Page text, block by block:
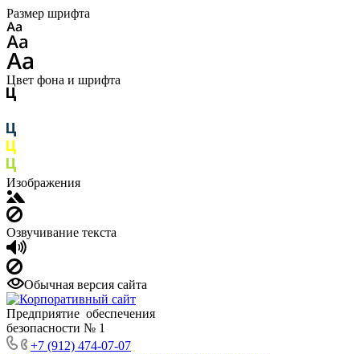
Размер шрифта
Цвет фона и шрифта
Изображения
Озвучивание текста
Обычная версия сайта
Предприятие обеспечения
безопасности № 1
+7 (912) 474-07-07